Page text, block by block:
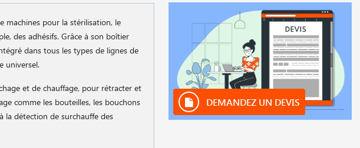
machines pour la stérilisation, le
des adhésifs. Grâce à son boîtier
dans tous les types de lignes de
universel.
et de chauffage, pour rétracter et
comme les bouteilles, les bouchons
la détection de surchauffe des
DEMANDEZ UN DEVIS